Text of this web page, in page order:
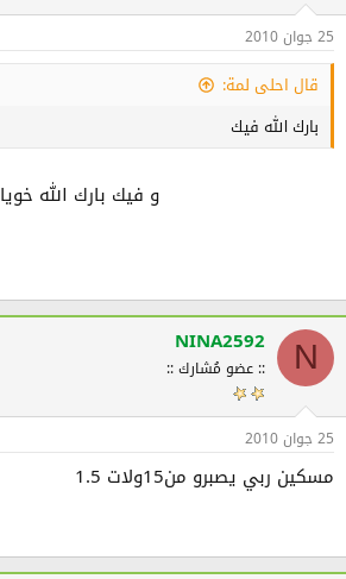
25 جوان 2010
قال احلى لمة:
بارك الله فيك
و فيك بارك الله خويا
N
NINA2592
:: عضو مُشارك ::
25 جوان 2010
مسكين ربي يصبرو من15ولات 1.5